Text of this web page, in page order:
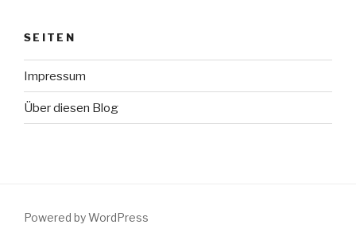
SEITEN
Impressum
Über diesen Blog
Powered by WordPress